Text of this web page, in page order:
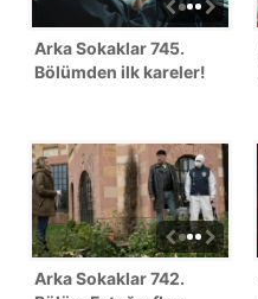
Arka Sokaklar 745.
Bölümden ilk kareler!
Arka Sokaklar 742.